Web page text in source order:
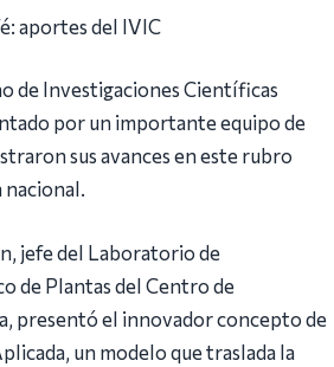
aportes del IVIC
de Investigaciones Científicas
por un importante equipo de
sus avances en este rubro
nacional.
jefe del Laboratorio de
de Plantas del Centro de
presentó el innovador concepto de
un modelo que traslada la